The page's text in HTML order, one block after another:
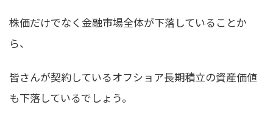
株価だけでなく金融市場全体が下落していることか
ら、
皆さんが契約しているオフショア長期積立の資産価値
も下落しているでしょう。